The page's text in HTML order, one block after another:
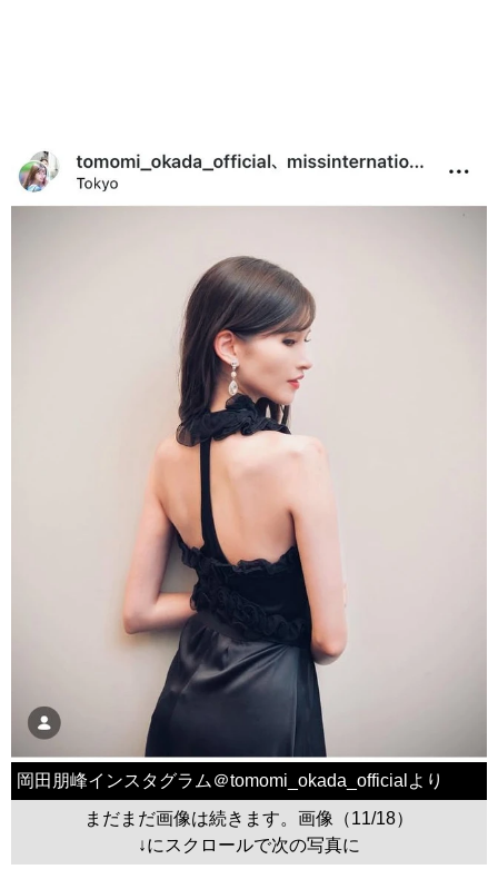
岡田朋峰インスタグラム＠tomomi_okada_officialより
まだまだ画像は続きます。画像（11/18）
↓にスクロールで次の写真に